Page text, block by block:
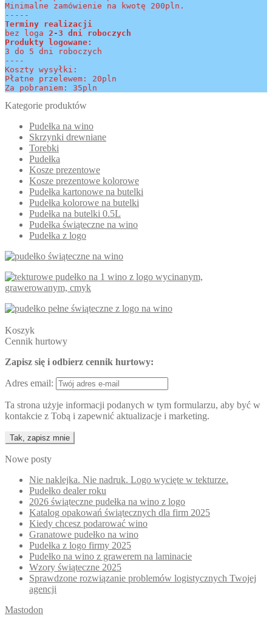
Minimalne zamówienie na kwotę 200pln.
-----
Terminy realizacji
bez loga 2-3 dni roboczych
Produkty logowane:
3 do 5 dni roboczych
----
Koszty wysyłki:
Płatne przelewem: 20pln
Za pobraniem: 35pln
Kategorie produktów
Pudełka na wino
Skrzynki drewniane
Torebki
Pudełka
Kosze prezentowe
Kosze prezentowe kolorowe
Pudełka kartonowe na butelki
Pudełka kolorowe na butelki
Pudełka na butelki 0.5L
Pudełka świąteczne na wino
Pudełka z logo
Koszyk
Cennik hurtowy
Zapisz się i odbierz cennik hurtowy:
Adres email:
Ta strona użyje informacji podanych w tym formularzu, aby być w
kontakcie z Tobą i zapewnić aktualizacje i marketing.
Nowe posty
Nie naklejka. Nie nadruk. Logo wycięte w tekturze.
Pudełko dealer roku
2026 świąteczne pudełka na wino z logo
Katalog opakowań świątecznych dla firm 2025
Kiedy chcesz podarować wino
Granatowe pudełko na wino
Pudełka z logo firmy 2025
Pudełko na wino z grawerem na laminacie
Wzory świąteczne 2025
Sprawdzone rozwiązanie problemów logistycznych Twojej
agencji
Mastodon